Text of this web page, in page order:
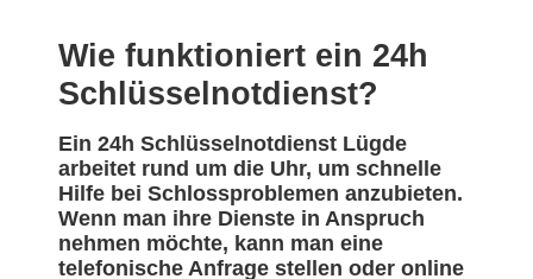
Wie funktioniert ein 24h
Schlüsselnotdienst?
Ein 24h Schlüsselnotdienst Lügde
arbeitet rund um die Uhr, um schnelle
Hilfe bei Schlossproblemen anzubieten.
Wenn man ihre Dienste in Anspruch
nehmen möchte, kann man eine
telefonische Anfrage stellen oder online